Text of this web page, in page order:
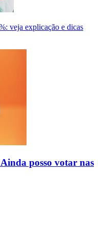
veja explicação e dicas
posso votar nas